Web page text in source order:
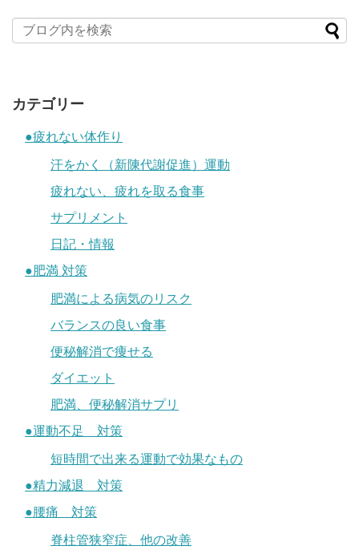
カテゴリー
●疲れない体作り
汗をかく（新陳代謝促進）運動
疲れない、疲れを取る食事
サプリメント
日記・情報
●肥満 対策
肥満による病気のリスク
バランスの良い食事
便秘解消で痩せる
ダイエット
肥満、便秘解消サプリ
●運動不足 対策
短時間で出来る運動で効果なもの
●精力減退 対策
●腰痛 対策
脊柱管狭窄症、他の改善